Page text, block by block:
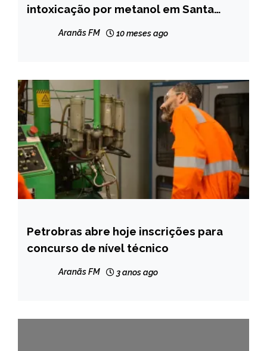
GERAIS
NOTÍCIAS
intoxicação por metanol em Santa
Aranãs FM 10 meses ago
BRASIL
CAPELINHA
Petrobras abre hoje inscrições para
concurso de nível técnico
Aranãs FM 3 anos ago